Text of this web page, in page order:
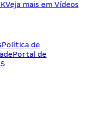
Veja mais em Vídeos
Política de
Portal de